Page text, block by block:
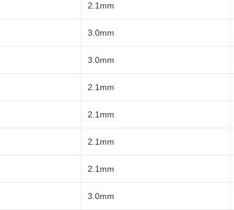
2.1mm
3.0mm
3.0mm
2.1mm
2.1mm
2.1mm
2.1mm
3.0mm